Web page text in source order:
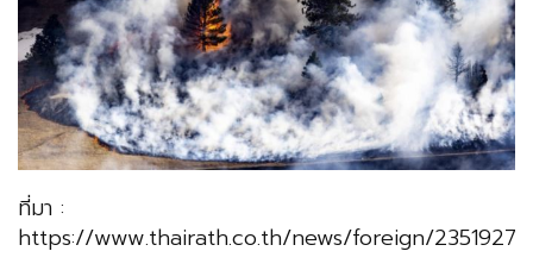
ที่มา :
https://www.thairath.co.th/news/foreign/2351927